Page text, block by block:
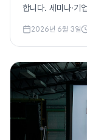
합니다. 세미나·기
국어 제목은 어떻
2026년 6월 3일